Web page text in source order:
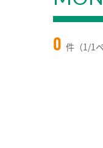
0 件（1/1